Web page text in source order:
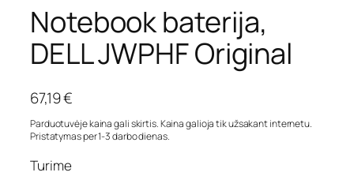
Notebook baterija,
DELL JWPHF Original
67,19€
Parduotuvėje kaina gali skirtis. Kaina galioja tik užsakant internetu.
Pristatymas per 1-3 darbo dienas.
Turime